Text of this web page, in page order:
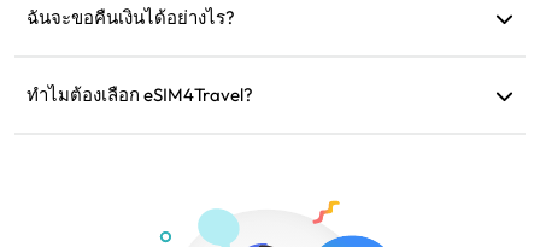
ธรรมเนียมโรมมิ่งเพิ่มเติมจากซิมการ์ดแบบปกติ
ฉันจะขอคืนเงินได้อย่างไร?
มีปัญหาทางเทคนิค คุณสามารถขอคืนเงินได้ การคืนเงินจะถูก
ทำไมต้องเลือก eSIM4Travel?